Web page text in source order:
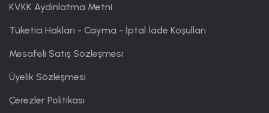
KVKK Aydınlatma Metni
Tüketici Hakları - Cayma - İptal İade Koşulları
Mesafeli Satış Sözleşmesi
Üyelik Sözleşmesi
Çerezler Politikası